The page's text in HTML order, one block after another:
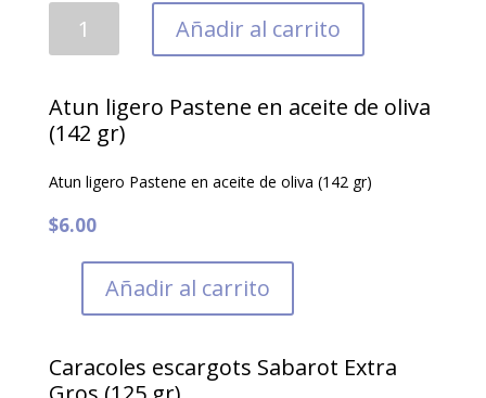
aceite
de
Agostino
Recca
cantidad
Añadir al carrito
Atun ligero Pastene en aceite de oliva
(142 gr)
Atun ligero Pastene en aceite de oliva (142 gr)
$6.00
Añadir al carrito
Caracoles escargots Sabarot Extra